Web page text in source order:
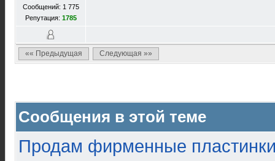
Сообщений: 1 775
Репутация: 1785
«« Предыдущая Следующая »»
Сообщения в этой теме
Продам фирменные